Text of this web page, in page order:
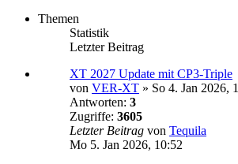
Themen
Statistik
Letzter Beitrag
XT 2027 Update mit CP3-Triple
von VER-XT » So 4. Jan 2026,
Antworten: 3
Zugriffe: 3605
Letzter Beitrag von Tequila
Mo 5. Jan 2026, 10:52